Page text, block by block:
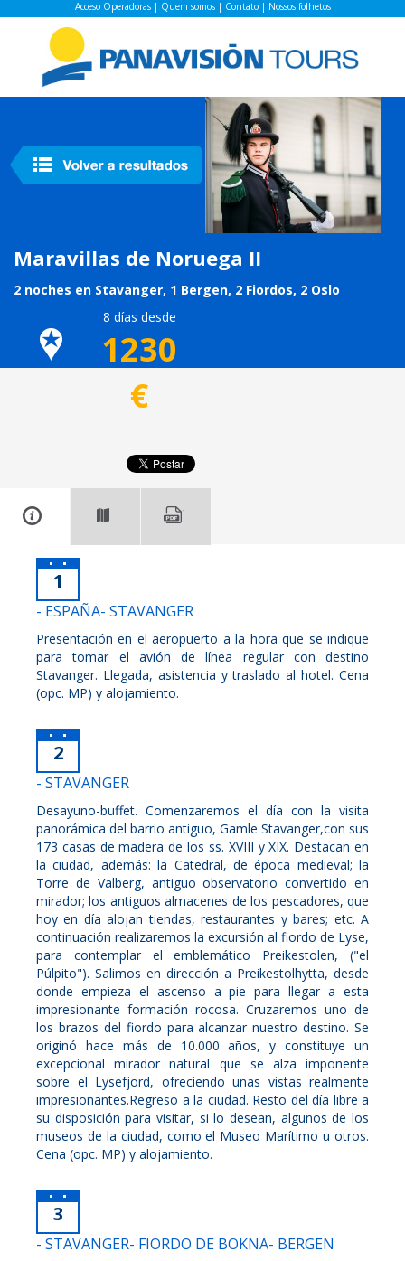
Acceso Operadoras| Quem somos| Contato| Nossos folhetos
Maravillas de Noruega II
2 noches en Stavanger, 1 Bergen, 2 Fiordos, 2 Oslo
8 días desde
1230
€
1
- ESPAÑA- STAVANGER
Presentación en el aeropuerto a la hora que se indique
para tomar el avión de línea regular con destino
Stavanger. Llegada, asistencia y traslado al hotel. Cena
(opc. MP) y alojamiento.
2
- STAVANGER
Desayuno-buffet. Comenzaremos el día con la visita
panorámica del barrio antiguo, Gamle Stavanger,con sus
173 casas de madera de los ss. XVIII y XIX. Destacan en
la ciudad, además: la Catedral, de época medieval; la
Torre de Valberg, antiguo observatorio convertido en
mirador; los antiguos almacenes de los pescadores, que
hoy en día alojan tiendas, restaurantes y bares; etc. A
continuación realizaremos la excursión al fiordo de Lyse,
para contemplar el emblemático Preikestolen, ("el
Púlpito"). Salimos en dirección a Preikestolhytta, desde
donde empieza el ascenso a pie para llegar a esta
impresionante formación rocosa. Cruzaremos uno de
los brazos del fiordo para alcanzar nuestro destino. Se
originó hace más de 10.000 años, y constituye un
excepcional mirador natural que se alza imponente
sobre el Lysefjord, ofreciendo unas vistas realmente
impresionantes.Regreso a la ciudad. Resto del día libre a
su disposición para visitar, si lo desean, algunos de los
museos de la ciudad, como el Museo Marítimo u otros.
Cena (opc. MP) y alojamiento.
3
- STAVANGER- FIORDO DE BOKNA- BERGEN